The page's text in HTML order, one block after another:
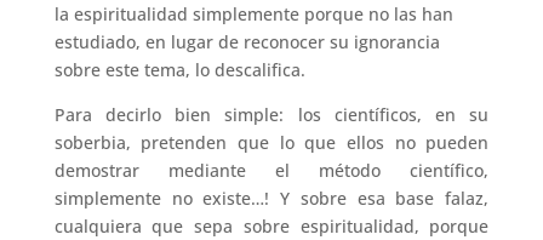
la espiritualidad simplemente porque no las han
estudiado, en lugar de reconocer su ignorancia
sobre este tema, lo descalifica.
Para decirlo bien simple: los científicos, en su
soberbia, pretenden que lo que ellos no pueden
demostrar mediante el método científico,
simplemente no existe…! Y sobre esa base falaz,
cualquiera que sepa sobre espiritualidad, porque